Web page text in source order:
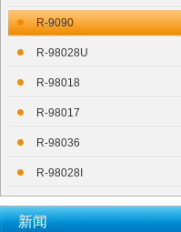
R-9090
R-98028U
R-98018
R-98017
R-98036
R-98028I
新闻